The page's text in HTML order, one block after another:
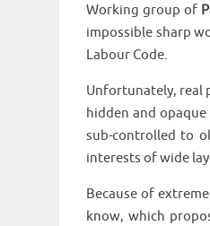
Working group of
impossible sharp
Labour Code.
Unfortunately, real
hidden and
sub-controlled to
interests of wide
Because of
know, which